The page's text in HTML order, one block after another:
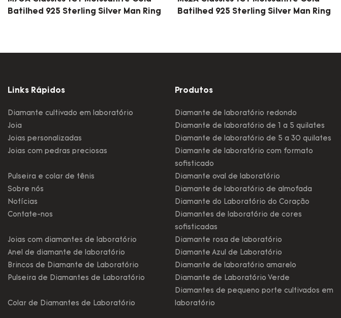
Batilhed 925 Sterling Silver Man Ring
Batilhed 925 Sterling Silver Man Ring
Links Rápidos
Diamante cultivado em laboratório
Joia
Joias personalizadas
Joias com pedras preciosas
Pulseira e colar de tênis
Sobre nós
Notícias
Contate-nos
Joias com diamantes de laboratório
Anel de diamante de laboratório
Brincos de Diamante de Laboratório
Pulseira de Diamantes de Laboratório
Colar de Diamantes de Laboratório
Produtos
Diamante de laboratório redondo
Diamante de laboratório de 1 a 5 quilates
Diamante de laboratório de 5 a 30 quilates
Diamante de laboratório com formato
sofisticado
Diamante oval de laboratório
Diamante de laboratório de almofada
Diamante do Laboratório do Coração
Diamantes de laboratório de cores
sofisticadas
Diamante rosa de laboratório
Diamante Azul de Laboratório
Diamante de laboratório amarelo
Diamante de Laboratório Verde
Diamantes de pequeno porte cultivados em
laboratório